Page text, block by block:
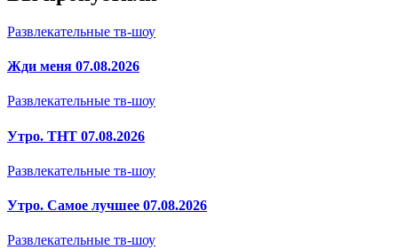
Развлекательные тв-шоу
Жди меня 07.08.2026
Развлекательные тв-шоу
Утро. ТНТ 07.08.2026
Развлекательные тв-шоу
Утро. Самое лучшее 07.08.2026
Развлекательные тв-шоу